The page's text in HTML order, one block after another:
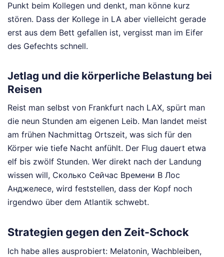
Punkt beim Kollegen und denkt, man könne kurz
stören. Dass der Kollege in LA aber vielleicht gerade
erst aus dem Bett gefallen ist, vergisst man im Eifer
des Gefechts schnell.
Jetlag und die körperliche Belastung bei
Reisen
Reist man selbst von Frankfurt nach LAX, spürt man
die neun Stunden am eigenen Leib. Man landet meist
am frühen Nachmittag Ortszeit, was sich für den
Körper wie tiefe Nacht anfühlt. Der Flug dauert etwa
elf bis zwölf Stunden. Wer direkt nach der Landung
wissen will, Сколько Сейчас Времени В Лос
Анджелесе, wird feststellen, dass der Kopf noch
irgendwo über dem Atlantik schwebt.
Strategien gegen den Zeit-Schock
Ich habe alles ausprobiert: Melatonin, Wachbleiben,